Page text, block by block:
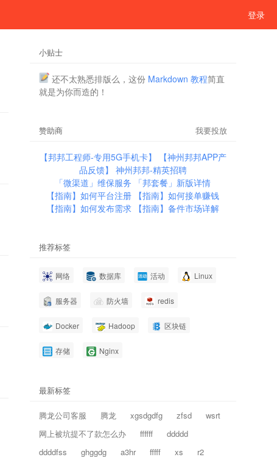
登录
小贴士
还不太熟悉排版么，这份 Markdown 教程简直
就是为你而造的！
赞助商 我要投放
【邦邦工程师-专用5G手机卡】
【神州邦邦APP产
品反馈】 神州邦邦-精英招聘
「微渠道」维保服务
「邦套餐」新版详情
【指南】如何平台注册 【指南】如何接单赚钱
【指南】如何发布需求 【指南】备件市场详解
推荐标签
网络 数据库 活动 Linux
服务器 防火墙 redis
Docker Hadoop 区块链
存储 Nginx
最新标签
腾龙公司客服 腾龙 xgsdgdfg zfsd
wsrt
网上被坑提不了款怎么办
ffffff
ddddd
ddddfss
ghggdg a3hr fffff xs
r2